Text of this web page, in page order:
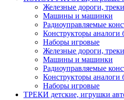
Железные дороги, треки
Машины и машинки
Радиоуправляемые
Конструкторы аналоги
Наборы игровые
Железные дороги, треки
Машины и машинки
Радиоуправляемые
Конструкторы аналоги
Наборы игровые
ТРЕКИ детские, игрушки